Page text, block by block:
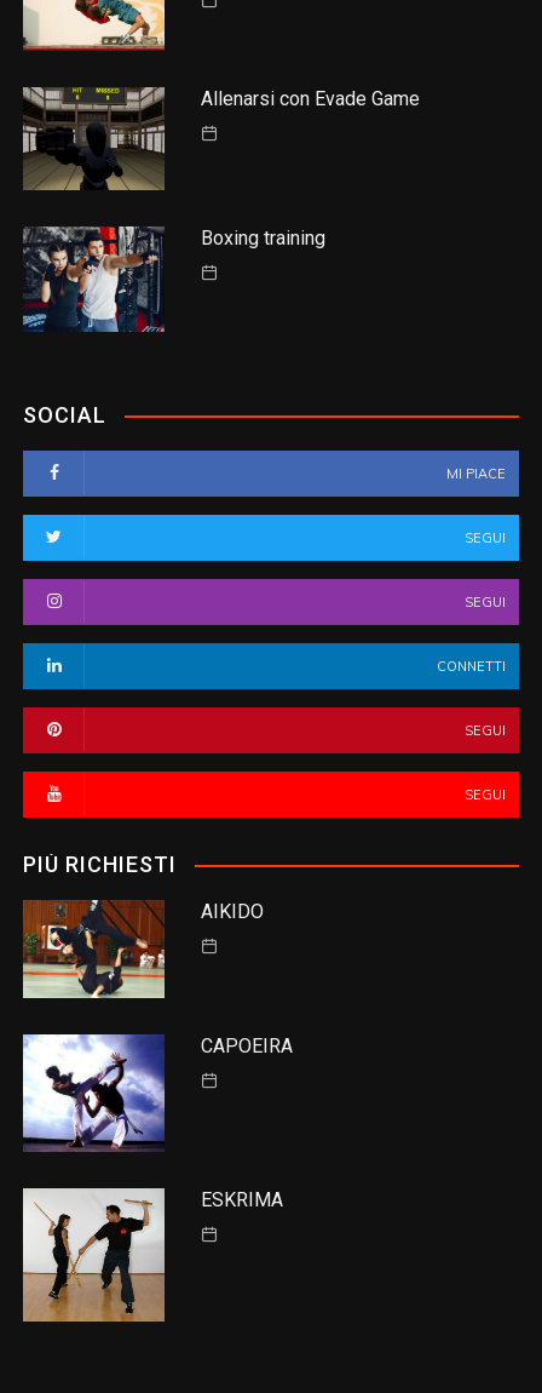
Allenarsi con Evade Game
Boxing training
SOCIAL
MI PIACE
SEGUI
SEGUI
CONNETTI
SEGUI
SEGUI
PIÙ RICHIESTI
AIKIDO
CAPOEIRA
ESKRIMA